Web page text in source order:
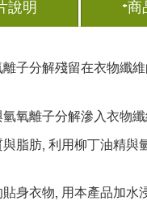
說明 +商
子分解殘留在衣物纖
氫氧離子分解滲入衣物
脂肪, 利用柳丁油精
身衣物, 用本產品加